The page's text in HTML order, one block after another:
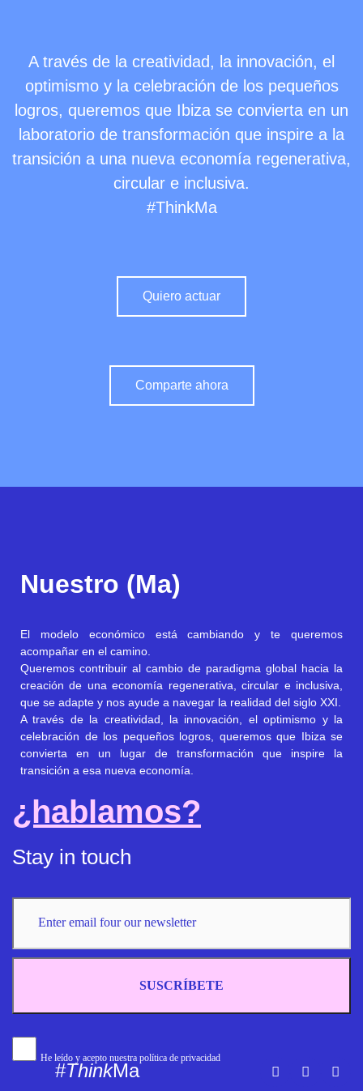
A través de la creatividad, la innovación, el
optimismo y la celebración de los pequeños
logros, queremos que Ibiza se convierta en un
laboratorio de transformación que inspire a la
transición a una nueva economía regenerativa,
circular e inclusiva.
#ThinkMa
Quiero actuar
Comparte ahora
Nuestro (Ma)
El modelo económico está cambiando y te queremos
acompañar en el camino.
Queremos contribuir al cambio de paradigma global hacia la
creación de una economía regenerativa, circular e inclusiva,
que se adapte y nos ayude a navegar la realidad del siglo XXI.
A través de la creatividad, la innovación, el optimismo y la
celebración de los pequeños logros, queremos que Ibiza se
convierta en un lugar de transformación que inspire la
transición a esa nueva economía.
¿hablamos?
Stay in touch
SUSCRÍBETE
He leído y acepto nuestra política de privacidad
#ThinkMa